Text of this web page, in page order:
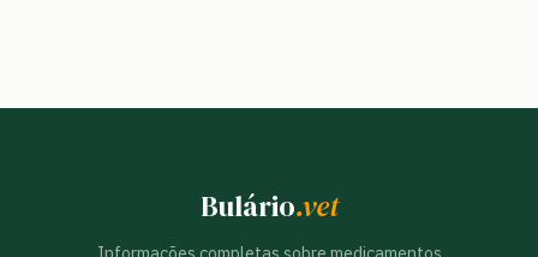
Bulário.vet
Informações completas sobre medicamentos